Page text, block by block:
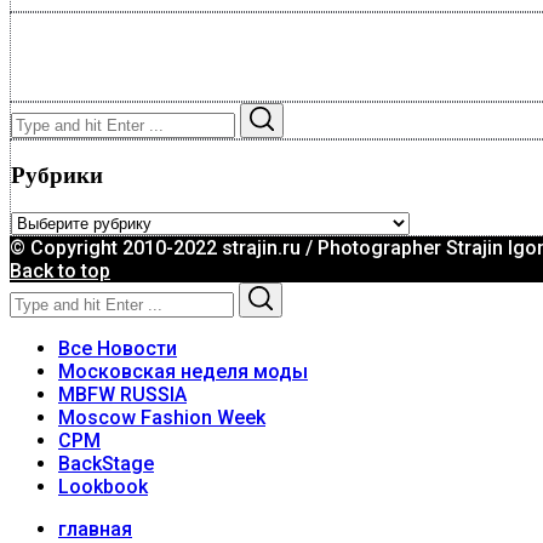
Search
for:
Рубрики
Рубрики
© Copyright 2010-2022 strajin.ru / Photographer Strajin Igor
Back to top
Search
for:
Все Новости
Московская неделя моды
MBFW RUSSIA
Moscow Fashion Week
CPM
BackStage
Lookbook
главная